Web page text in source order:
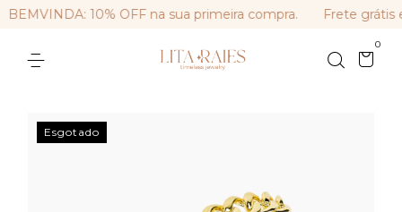
10% OFF na sua primeira compra. Frete grátis
0
Esgotado